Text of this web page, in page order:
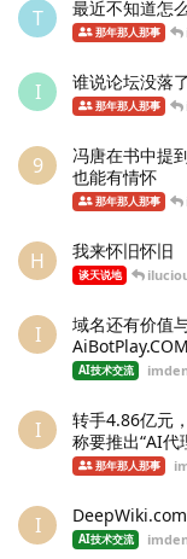
T 最近不知道怎
那年那人那事
I 谁说论坛没落
那年那人那事
9
冯唐在书中提
也能有情怀
那年那人那事
H 我来怀旧怀旧
谈天说地
I
域名还有价值
AiBotPlay.COM
AI技术交流
I
转手4.86亿元
称要推出“AI代
那年那人那事
I
AI技术交流